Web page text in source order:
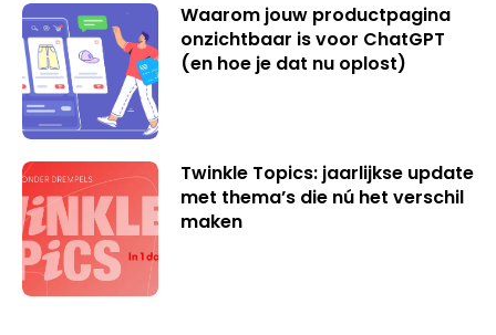
Waarom jouw productpagina
onzichtbaar is voor ChatGPT
(en hoe je dat nu oplost)
Twinkle Topics: jaarlijkse update
met thema’s die nú het verschil
maken